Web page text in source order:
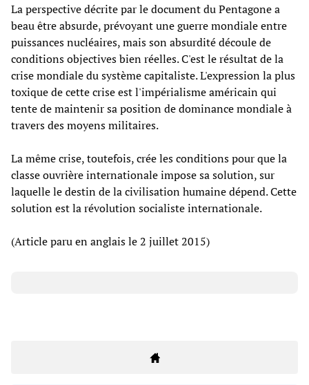
La perspective décrite par le document du Pentagone a
beau être absurde, prévoyant une guerre mondiale entre
puissances nucléaires, mais son absurdité découle de
conditions objectives bien réelles. C'est le résultat de la
crise mondiale du système capitaliste. L'expression la plus
toxique de cette crise est l'impérialisme américain qui
tente de maintenir sa position de dominance mondiale à
travers des moyens militaires.
La même crise, toutefois, crée les conditions pour que la
classe ouvrière internationale impose sa solution, sur
laquelle le destin de la civilisation humaine dépend. Cette
solution est la révolution socialiste internationale.
(Article paru en anglais le 2 juillet 2015)